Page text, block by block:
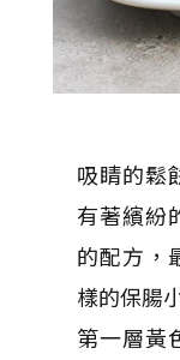
吸睛的鬆
有著繽紛
的配方，
樣的保腸
第一層黃